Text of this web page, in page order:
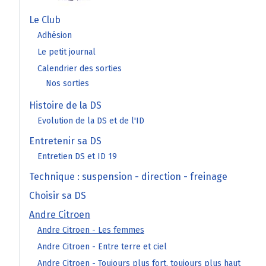
Le Club
Adhésion
Le petit journal
Calendrier des sorties
Nos sorties
Histoire de la DS
Evolution de la DS et de l'ID
Entretenir sa DS
Entretien DS et ID 19
Technique : suspension - direction - freinage
Choisir sa DS
Andre Citroen
Andre Citroen - Les femmes
Andre Citroen - Entre terre et ciel
Andre Citroen - Toujours plus fort, toujours plus haut